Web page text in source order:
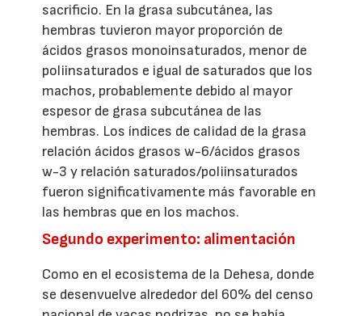
sacrificio. En la grasa subcutánea, las
hembras tuvieron mayor proporción de
ácidos grasos monoinsaturados, menor de
poliinsaturados e igual de saturados que los
machos, probablemente debido al mayor
espesor de grasa subcutánea de las
hembras. Los índices de calidad de la grasa
relación ácidos grasos w-6/ácidos grasos
w-3 y relación saturados/poliinsaturados
fueron significativamente más favorable en
las hembras que en los machos.
Segundo experimento: alimentación
Como en el ecosistema de la Dehesa, donde
se desenvuelve alrededor del 60% del censo